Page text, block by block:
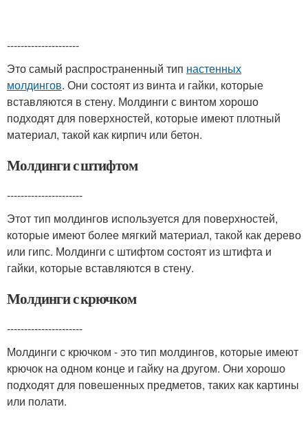
---------------------
Это самый распространенный тип настенных
молдингов. Они состоят из винта и гайки, которые
вставляются в стену. Молдинги с винтом хорошо
подходят для поверхностей, которые имеют плотный
материал, такой как кирпич или бетон.
Молдинги с штифтом
----------------------
Этот тип молдингов используется для поверхностей,
которые имеют более мягкий материал, такой как дерево
или гипс. Молдинги с штифтом состоят из штифта и
гайки, которые вставляются в стену.
Молдинги с крючком
----------------------
Молдинги с крючком - это тип молдингов, которые имеют
крючок на одном конце и гайку на другом. Они хорошо
подходят для повешенных предметов, таких как картины
или полати.